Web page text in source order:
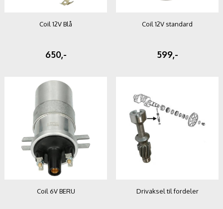
Coil 12V Blå
650,-
Coil 12V standard
599,-
Coil 6V BERU Drivaksel til fordeler